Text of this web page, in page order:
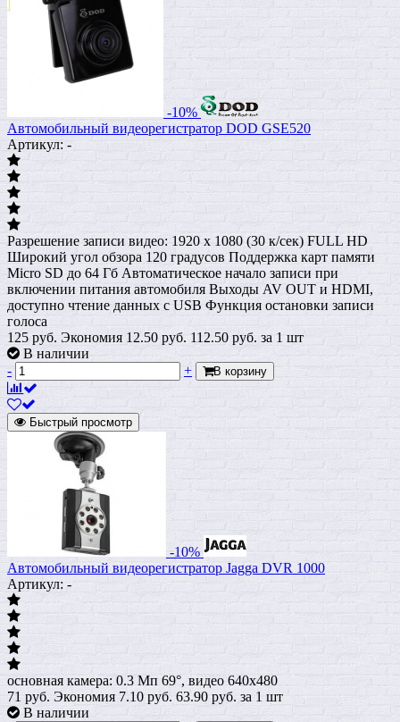
-10%
Автомобильный видеорегистратор DOD GSE520
Артикул: -
Разрешение записи видео: 1920 x 1080 (30 к/сек) FULL HD
Широкий угол обзора 120 градусов Поддержка карт памяти
Micro SD до 64 Гб Автоматическое начало записи при
включении питания автомобиля Выходы AV OUT и HDMI,
доступно чтение данных с USB Функция остановки записи
голоса
125 руб. Экономия 12.50 руб. 112.50 руб. за 1 шт
В наличии
-
+ В корзину
Быстрый просмотр
-10%
Автомобильный видеорегистратор Jagga DVR 1000
Артикул: -
основная камера: 0.3 Мп 69°, видео 640x480
71 руб. Экономия 7.10 руб. 63.90 руб. за 1 шт
В наличии